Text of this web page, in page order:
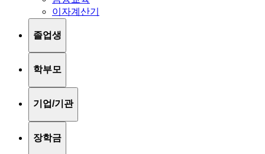
이자계산기
졸업생
학부모
기업/기관
장학금